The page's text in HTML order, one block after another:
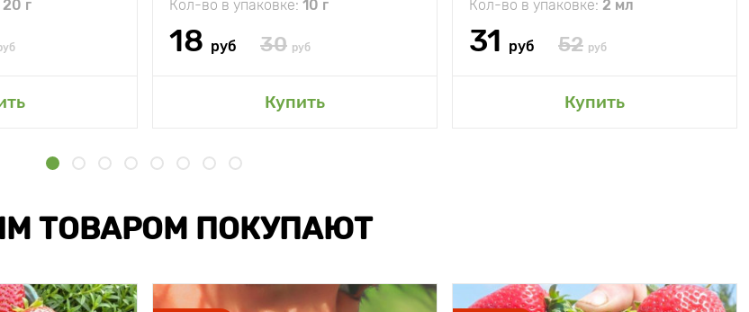
20 г Кол-во в упаковке: 10 г
18 руб 30 руб
Купить
Кол-во в упаковке: 2 мл
31 руб 52 руб
Купить
ТОВАРОМ ПОКУПАЮТ